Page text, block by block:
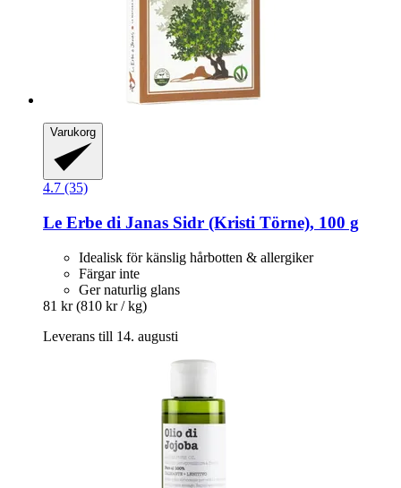
Varukorg
4.7 (35)
Le Erbe di Janas Sidr (Kristi Törne), 100 g
Idealisk för känslig hårbotten & allergiker
Färgar inte
Ger naturlig glans
81 kr (810 kr / kg)
Leverans till 14. augusti